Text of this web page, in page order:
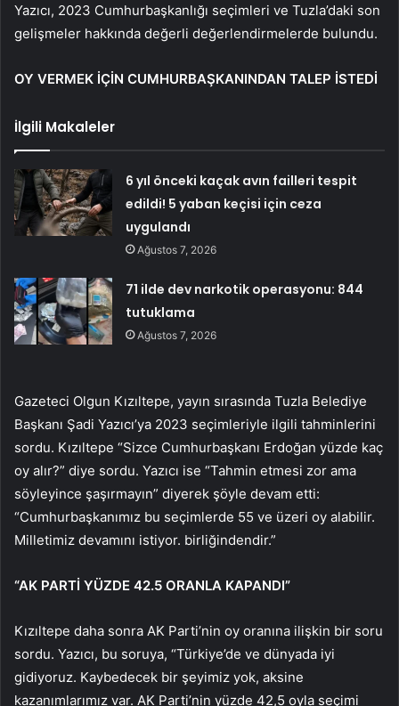
Yazıcı, 2023 Cumhurbaşkanlığı seçimleri ve Tuzla’daki son
gelişmeler hakkında değerli değerlendirmelerde bulundu.
OY VERMEK İÇİN CUMHURBAŞKANINDAN TALEP İSTEDİ
İlgili Makaleler
6 yıl önceki kaçak avın failleri tespit
edildi! 5 yaban keçisi için ceza
uygulandı
Ağustos 7, 2026
71 ilde dev narkotik operasyonu: 844
tutuklama
Ağustos 7, 2026
Gazeteci Olgun Kızıltepe, yayın sırasında Tuzla Belediye
Başkanı Şadi Yazıcı’ya 2023 seçimleriyle ilgili tahminlerini
sordu. Kızıltepe “Sizce Cumhurbaşkanı Erdoğan yüzde kaç
oy alır?” diye sordu. Yazıcı ise “Tahmin etmesi zor ama
söyleyince şaşırmayın” diyerek şöyle devam etti:
“Cumhurbaşkanımız bu seçimlerde 55 ve üzeri oy alabilir.
Milletimiz devamını istiyor. birliğindendir.”
“AK PARTİ YÜZDE 42.5 ORANLA KAPANDI”
Kızıltepe daha sonra AK Parti’nin oy oranına ilişkin bir soru
sordu. Yazıcı, bu soruya, “Türkiye’de ve dünyada iyi
gidiyoruz. Kaybedecek bir şeyimiz yok, aksine
kazanımlarımız var. AK Parti’nin yüzde 42,5 oyla seçimi